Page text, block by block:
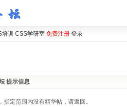
培训 CSS学研室 免费注册 登录
提示信息
指定范围内没有精华帖，请返回。